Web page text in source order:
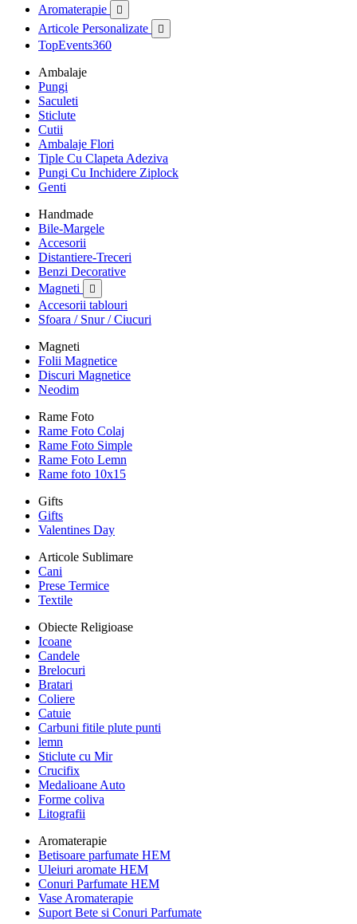
Aromaterapie

Articole Personalizate 
TopEvents360
Ambalaje
Pungi
Saculeti
Sticlute
Cutii
Ambalaje Flori
Tiple Cu Clapeta Adeziva
Pungi Cu Inchidere Ziplock
Genti
Handmade
Bile-Margele
Accesorii
Distantiere-Treceri
Benzi Decorative
Magneti

Accesorii tablouri
Sfoara / Snur / Ciucuri
Magneti
Folii Magnetice
Discuri Magnetice
Neodim
Rame Foto
Rame Foto Colaj
Rame Foto Simple
Rame Foto Lemn
Rame foto 10x15
Gifts
Gifts
Valentines Day
Articole Sublimare
Cani
Prese Termice
Textile
Obiecte Religioase
Icoane
Candele
Brelocuri
Bratari
Coliere
Catuie
Carbuni fitile plute punti
lemn
Sticlute cu Mir
Crucifix
Medalioane Auto
Forme coliva
Litografii
Aromaterapie
Betisoare parfumate HEM
Uleiuri aromate HEM
Conuri Parfumate HEM
Vase Aromaterapie
Suport Bete si Conuri Parfumate